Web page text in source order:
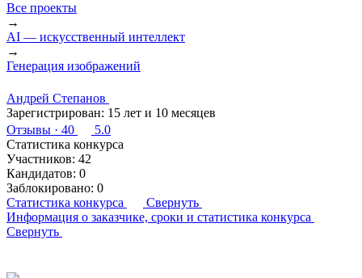
Все проекты
→
AI — искусственный интеллект
→
Генерация изображений
Андрей Степанов
Зарегистрирован: 15 лет и 10 месяцев
Отзывы · 40
5.0
Статистика конкурса
Участников: 42
Кандидатов: 0
Заблокировано: 0
Статистика конкурса
Свернуть
Информация о заказчике, сроки и статистика конкурса
Свернуть